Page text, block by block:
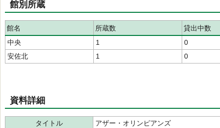
館別所蔵
館名 所蔵数
貸出中数
中央
1
0
安佐北
1 0
資料詳細
タイトル
アザー・オリンピアンズ